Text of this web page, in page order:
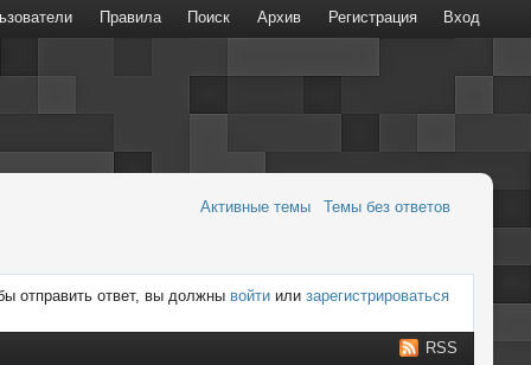
Правила Поиск Архив Регистрация Вход
Активные темы Темы без ответов
отправить ответ, вы должны войти или зарегистрироваться
RSS